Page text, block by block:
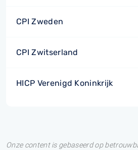
CPI Zweden
CPI Zwitserland
HICP Verenigd Koninkrijk
Onze content is gebaseerd op